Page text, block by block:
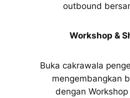
outbound
Workshop &
Buka cakrawala
mengembangkan
dengan Workshop